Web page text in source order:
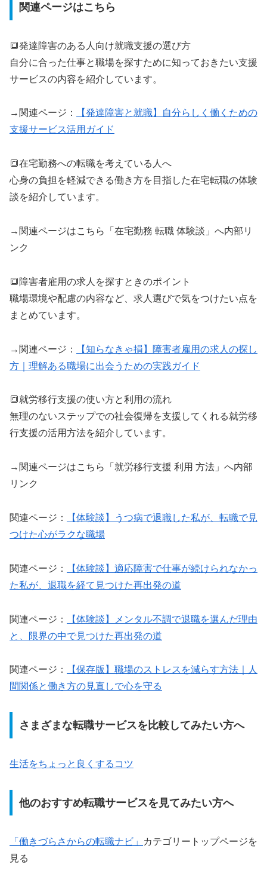
関連ページはこちら
🔳発達障害のある人向け就職支援の選び方
自分に合った仕事と職場を探すために知っておきたい支援
サービスの内容を紹介しています。
→ 関連ページ：
【発達障害と就職】自分らしく働くための
支援サービス活用ガイド
🔳在宅勤務への転職を考えている人へ
心身の負担を軽減できる働き方を目指した在宅転職の体験
談を紹介しています。
→関連ページはこちら「在宅勤務 転職 体験談」へ内部リ
ンク
🔳障害者雇用の求人を探すときのポイント
職場環境や配慮の内容など、求人選びで気をつけたい点を
まとめています。
→ 関連ページ：
【知らなきゃ損】障害者雇用の求人の探し
方｜理解ある職場に出会うための実践ガイド
🔳就労移行支援の使い方と利用の流れ
無理のないステップでの社会復帰を支援してくれる就労移
行支援の活用方法を紹介しています。
→関連ページはこちら「就労移行支援 利用 方法」へ内部
リンク
関連ページ：
【体験談】うつ病で退職した私が、転職で見
つけた心がラクな職場
関連ページ：
【体験談】適応障害で仕事が続けられなかっ
た私が、退職を経て見つけた再出発の道
関連ページ：
【体験談】メンタル不調で退職を選んだ理由
と、限界の中で見つけた再出発の道
関連ページ：
【保存版】職場のストレスを減らす方法｜人
間関係と働き方の見直しで心を守る
さまざまな転職サービスを比較してみたい方へ
生活をちょっと良くするコツ
他のおすすめ転職サービスを見てみたい方へ
「働きづらさからの転職ナビ」
カテゴリートップページを
見る